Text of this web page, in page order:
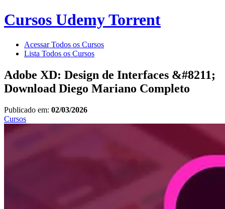
Cursos Udemy Torrent
Acessar Todos os Cursos
Lista Todos os Cursos
Adobe XD: Design de Interfaces &#8211;
Download Diego Mariano Completo
Publicado em: 02/03/2026
Cursos